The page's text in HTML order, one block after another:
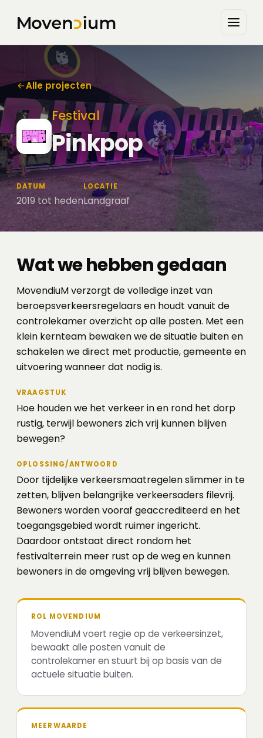
Alle projecten
Festival
Pinkpop
DATUM
2019 tot heden
LOCATIE
Landgraaf
Wat we hebben gedaan
MovendiuM verzorgt de volledige inzet van
beroepsverkeersregelaars en houdt vanuit de
controlekamer overzicht op alle posten. Met een
klein kernteam bewaken we de situatie buiten en
schakelen we direct met productie, gemeente en
uitvoering wanneer dat nodig is.
VRAAGSTUK
Hoe houden we het verkeer in en rond het dorp
rustig, terwijl bewoners zich vrij kunnen blijven
bewegen?
OPLOSSING/ANTWOORD
Door tijdelijke verkeersmaatregelen slimmer in te
zetten, blijven belangrijke verkeersaders filevrij.
Bewoners worden vooraf geaccrediteerd en het
toegangsgebied wordt ruimer ingericht.
Daardoor ontstaat direct rondom het
festivalterrein meer rust op de weg en kunnen
bewoners in de omgeving vrij blijven bewegen.
ROL MOVENDIUM
MovendiuM voert regie op de verkeersinzet,
bewaakt alle posten vanuit de
controlekamer en stuurt bij op basis van de
actuele situatie buiten.
MEERWAARDE